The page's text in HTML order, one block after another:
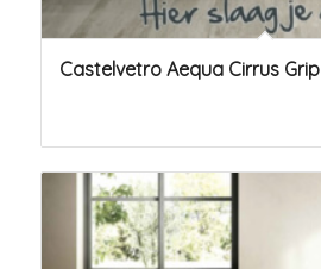
Castelvetro Aequa Cirrus Grip